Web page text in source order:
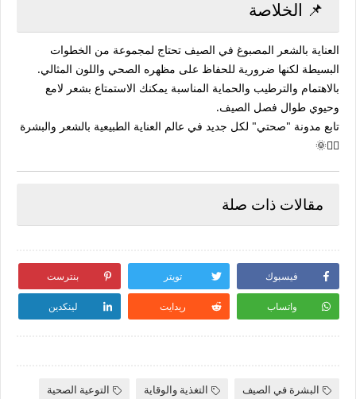
📌 الخلاصة
العناية بالشعر المصبوغ في الصيف تحتاج لمجموعة من الخطوات
البسيطة لكنها ضرورية للحفاظ على مظهره الصحي واللون المثالي.
بالاهتمام والترطيب والحماية المناسبة يمكنك الاستمتاع بشعر لامع
وحيوي طوال فصل الصيف.
تابع مدونة "صحتي" لكل جديد في عالم العناية الطبيعية بالشعر والبشرة
💇‍♀️🌞
مقالات ذات صلة
فيسبوك تويتر بنترست
واتساب ريدايت لينكدين
البشرة في الصيف التغذية والوقاية
التوعية الصحية